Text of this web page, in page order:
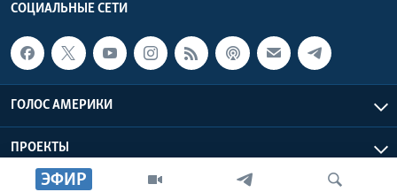
ЭФИР
СОЦИАЛЬНЫЕ СЕТИ
ГОЛОС АМЕРИКИ
ПРОЕКТЫ